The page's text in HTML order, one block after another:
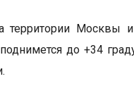
территории Москвы
до +34